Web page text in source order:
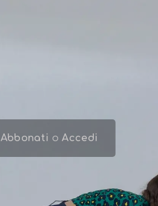
Abbonati oAccedi